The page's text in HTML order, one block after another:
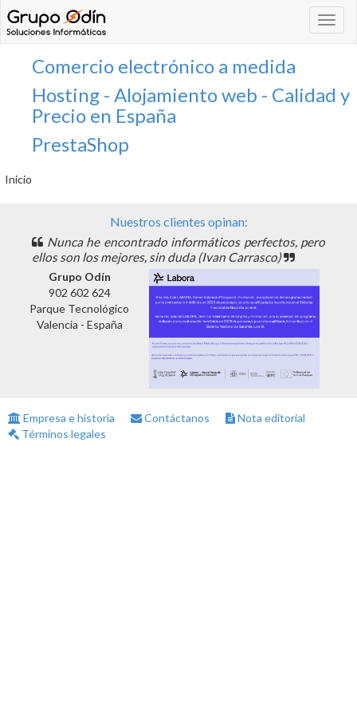
Comercio electrónico a medida
Hosting - Alojamiento web - Calidad y
Precio en España
PrestaShop
Inicio
Nuestros clientes opinan:
Nunca he encontrado informáticos perfectos, pero
ellos son los mejores, sin duda (Ivan Carrasco)
Grupo Odín
902 602 624
Parque Tecnológico
Valencia - España
Empresa e historia Contáctanos
Nota editorial
Términos legales